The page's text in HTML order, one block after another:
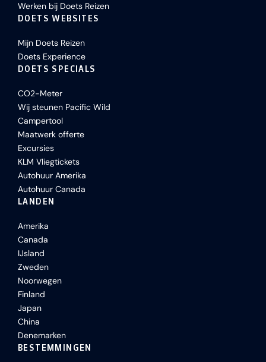
Werken bij Doets Reizen
DOETS WEBSITES
Mijn Doets Reizen
Doets Experience
DOETS SPECIALS
CO2-Meter
Wij steunen Pacific Wild
Campertool
Maatwerk offerte
Excursies
KLM Vliegtickets
Autohuur Amerika
Autohuur Canada
LANDEN
Amerika
Canada
IJsland
Zweden
Noorwegen
Finland
Japan
China
Denemarken
BESTEMMINGEN